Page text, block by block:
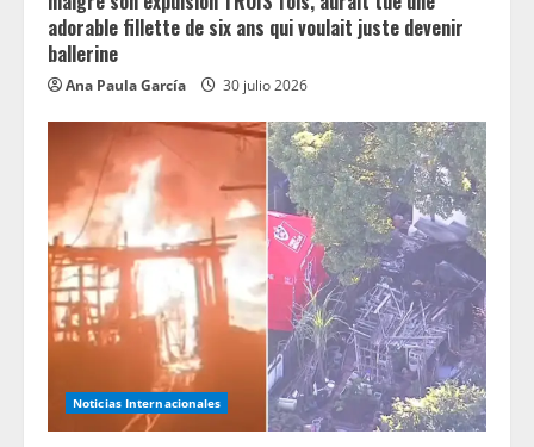
adorable fillette de six ans qui voulait juste devenir
ballerine
Ana Paula García 30 julio 2026
Noticias Internacionales